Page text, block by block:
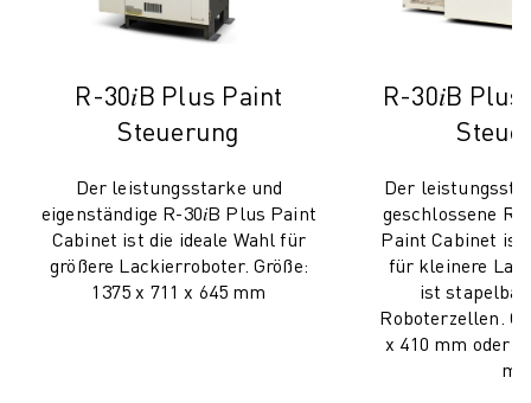
SPRITZGUSS
LACKIEREN
VISION INSPEKTION
DRAHTERODIERMASCHINE
FALLBEISPIELE
KUNDENDIENST
R-30𝑖B Plus Paint
Steuerung
Der leistungsstarke und
eigenständige R-30𝑖B Plus Paint
Cabinet ist die ideale Wahl für
größere Lackierroboter. Größe:
1375 x 711 x 645 mm
R-30𝑖B
Der
geschlossene R-
Paint Cabinet ist
für kleinere
ist
Roboterzellen.
x 410 mm oder